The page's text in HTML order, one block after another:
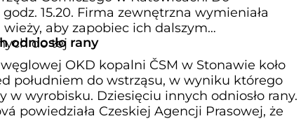
15.20. Firma zewnętrzna wymieniała
aby zapobiec ich dalszym
do tej
odniosło rany
OKD kopalni ČSM w Stonawie koło
południem do wstrząsu, w wyniku którego
w wyrobisku. Dziesięciu innych odniosło rany.
powiedziała Czeskiej Agencji Prasowej, że